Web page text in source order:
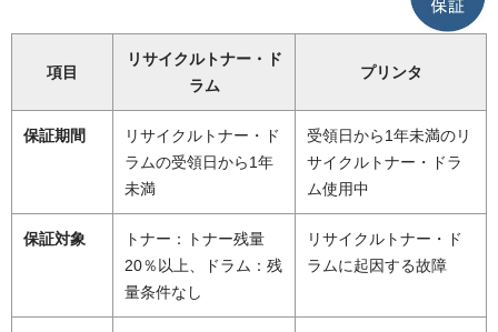
項目
リサイクルトナー・ド
ラム
プリンタ
保証期間
リサイクルトナー・ド
ラムの受領日から1年
未満
受領日から1年未満のリ
サイクルトナー・ドラ
ム使用中
保証対象
トナー：トナー残量
20％以上、ドラム：残
量条件なし
リサイクルトナー・ド
ラムに起因する故障